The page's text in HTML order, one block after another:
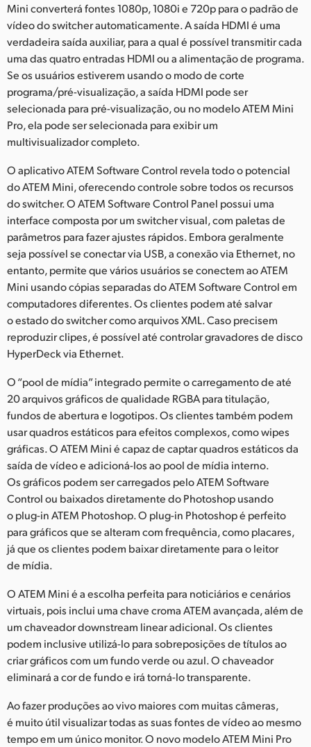
Mini converterá fontes 1080p, 1080i e 720p para o padrão de
vídeo do switcher automaticamente. A saída HDMI é uma
verdadeira saída auxiliar, para a qual é possível transmitir cada
uma das quatro entradas HDMI ou a alimentação de programa.
Se os usuários estiverem usando o modo de corte
programa/pré-visualização, a saída HDMI pode ser
selecionada para pré-visualização, ou no modelo ATEM Mini
Pro, ela pode ser selecionada para exibir um
multivisualizador completo.
O aplicativo ATEM Software Control revela todo o potencial
do ATEM Mini, oferecendo controle sobre todos os recursos
do switcher. O ATEM Software Control Panel possui uma
interface composta por um switcher visual, com paletas de
parâmetros para fazer ajustes rápidos. Embora geralmente
seja possível se conectar via USB, a conexão via Ethernet, no
entanto, permite que vários usuários se conectem ao ATEM
Mini usando cópias separadas do ATEM Software Control em
computadores diferentes. Os clientes podem até salvar
o estado do switcher como arquivos XML. Caso precisem
reproduzir clipes, é possível até controlar gravadores de disco
HyperDeck via Ethernet.
O “pool de mídia” integrado permite o carregamento de até
20 arquivos gráficos de qualidade RGBA para titulação,
fundos de abertura e logotipos. Os clientes também podem
usar quadros estáticos para efeitos complexos, como wipes
gráficas. O ATEM Mini é capaz de captar quadros estáticos da
saída de vídeo e adicioná-los ao pool de mídia interno.
Os gráficos podem ser carregados pelo ATEM Software
Control ou baixados diretamente do Photoshop usando
o plug-in ATEM Photoshop. O plug-in Photoshop é perfeito
para gráficos que se alteram com frequência, como placares,
já que os clientes podem baixar diretamente para o leitor
de mídia.
O ATEM Mini é a escolha perfeita para noticiários e cenários
virtuais, pois inclui uma chave croma ATEM avançada, além de
um chaveador downstream linear adicional. Os clientes
podem inclusive utilizá-lo para sobreposições de títulos ao
criar gráficos com um fundo verde ou azul. O chaveador
eliminará a cor de fundo e irá torná-lo transparente.
Ao fazer produções ao vivo maiores com muitas câmeras,
é muito útil visualizar todas as suas fontes de vídeo ao mesmo
tempo em um único monitor. O novo modelo ATEM Mini Pro